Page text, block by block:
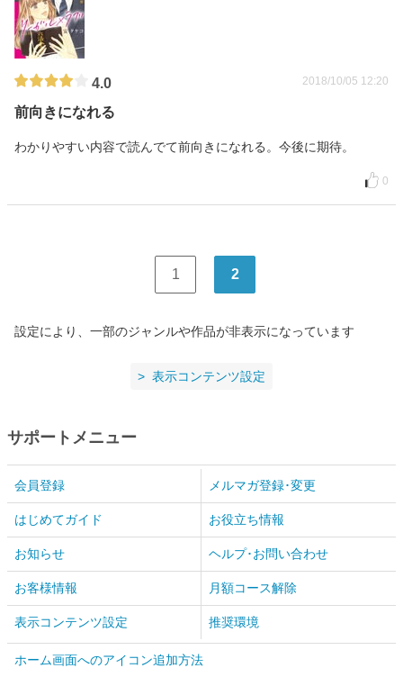
4.0 2018/10/05 12:20
前向きになれる
わかりやすい内容で読んでて前向きになれる。今後に期待。
0
1 2
設定により、一部のジャンルや作品が非表示になっています
表示コンテンツ設定
サポートメニュー
会員登録 メルマガ登録･変更
はじめてガイド お役立ち情報
お知らせ ヘルプ･お問い合わせ
お客様情報 月額コース解除
表示コンテンツ設定 推奨環境
ホーム画面へのアイコン追加方法